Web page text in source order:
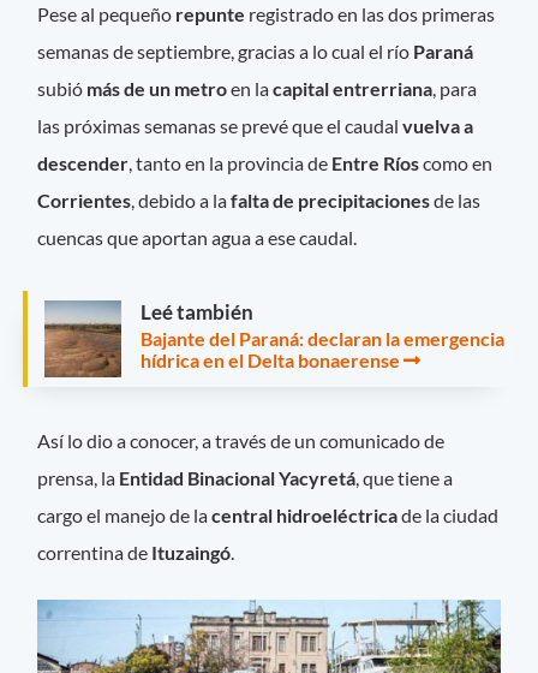
Pese al pequeño repunte registrado en las dos primeras
semanas de septiembre, gracias a lo cual el río Paraná
subió más de un metroen lacapital entrerriana , para
las próximas semanas se prevé que el caudalvuelva a
descender , tanto en la provincia de Entre Ríoscomo en
Corrientes , debido a lafalta de precipitacionesde las
cuencas que aportan agua a ese caudal.
Leé también
Bajante del Paraná: declaran la emergencia
hídrica en el Delta bonaerense
Así lo dio a conocer, a través de un comunicado de
prensa, la Entidad Binacional Yacyretá, que tiene a
cargo el manejo de lacentral hidroeléctricade la ciudad
correntina de Ituzaingó.